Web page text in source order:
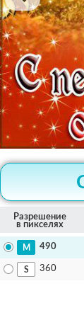
Разрешение
в пикселях
490
360